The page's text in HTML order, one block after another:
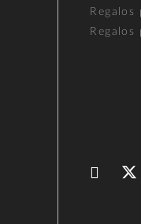
Regalos
Regalos